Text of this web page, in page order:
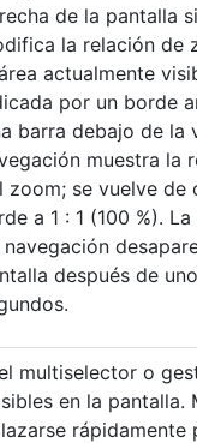
de la pantalla
la relación de
actualmente
por un borde
barra debajo de la
muestra la
zoom; se vuelve de
a 1 : 1 (100 %).
después de
multiselector o
en la pantalla.